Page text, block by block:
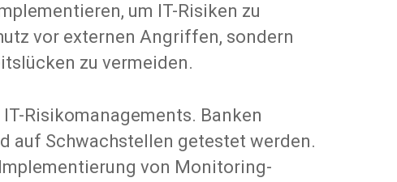
um IT-Risiken zu
vor externen Angriffen, sondern
zu vermeiden.
Risikomanagements. Banken
auf Schwachstellen getestet werden.
von Monitoring-